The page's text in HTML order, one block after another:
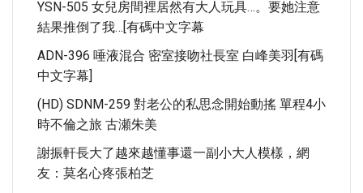
YSN-505 女兒房間裡居然有大人玩具…。要她注意
結果推倒了我…[有碼中文字幕
ADN-396 唾液混合 密室接吻社長室 白峰美羽[有碼
中文字幕]
(HD) SDNM-259 對老公的私思念開始動搖 單程4小
時不倫之旅 古瀬朱美
謝振軒長大了越來越懂事還一副小大人模樣，網
友：莫名心疼張柏芝